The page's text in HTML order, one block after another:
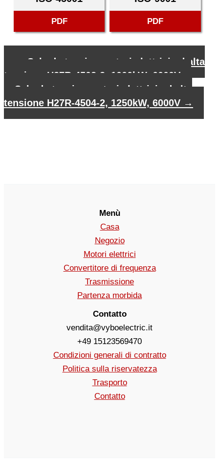
PDF PDF
Scheda tecnica motori elettrici ad alta
tensione H27R-4502-2, 1000kW, 6000V
Scheda tecnica motori elettrici ad alta
tensione H27R-4504-2, 1250kW, 6000V →
Menù
Casa
Negozio
Motori elettrici
Convertitore di frequenza
Trasmissione
Partenza morbida
Contatto
vendita@vyboelectric.it
+49 15123569470
Condizioni generali di contratto
Politica sulla riservatezza
Trasporto
Contatto